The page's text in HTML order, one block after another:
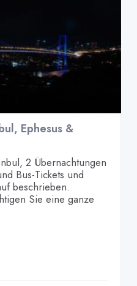
Ephesus &
2 Übernachtungen
Bus-Tickets und
beschrieben.
Sie eine ganze